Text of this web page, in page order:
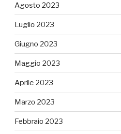
Agosto 2023
Luglio 2023
Giugno 2023
Maggio 2023
Aprile 2023
Marzo 2023
Febbraio 2023